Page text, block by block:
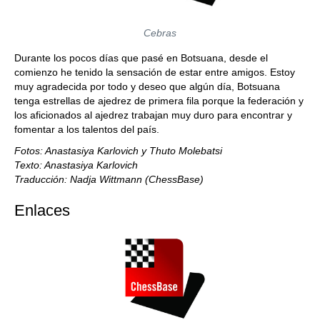
Cebras
Durante los pocos días que pasé en Botsuana, desde el
comienzo he tenido la sensación de estar entre amigos. Estoy
muy agradecida por todo y deseo que algún día, Botsuana
tenga estrellas de ajedrez de primera fila porque la federación y
los aficionados al ajedrez trabajan muy duro para encontrar y
fomentar a los talentos del país.
Fotos: Anastasiya Karlovich y Thuto Molebatsi
Texto:Anastasiya Karlovich
Traducción: Nadja Wittmann (ChessBase)
Enlaces